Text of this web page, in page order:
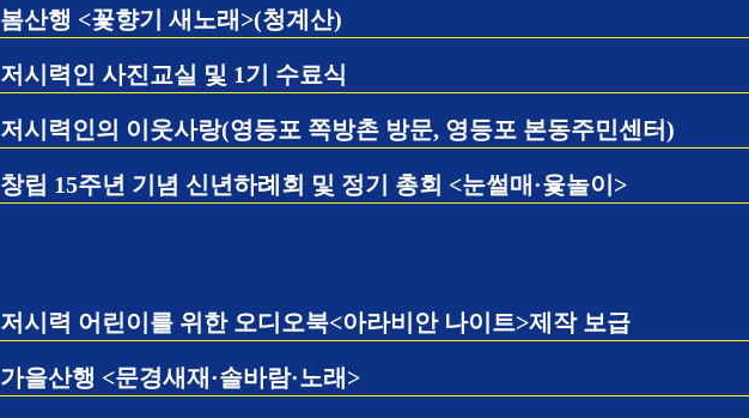
봄산행 <꽃향기 새노래>(청계산)
저시력인 사진교실 및 1기 수료식
저시력인의 이웃사랑(영등포 쪽방촌 방문, 영등포 본동주민센터)
창립 15주년 기념 신년하례회 및 정기 총회 <눈썰매·윷놀이>
저시력 어린이를 위한 오디오북<아라비안 나이트>제작 보급
가을산행 <문경새재·솔바람·노래>